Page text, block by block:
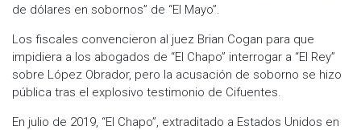
de dólares en sobornos” de “El Mayo”.
Los fiscales convencieron al juez Brian Cogan para que
impidiera a los abogados de “El Chapo” interrogar a “El Rey”
sobre López Obrador, pero la acusación de soborno se hizo
pública tras el explosivo testimonio de Cifuentes.
En julio de 2019, “El Chapo”, extraditado a Estados Unidos en